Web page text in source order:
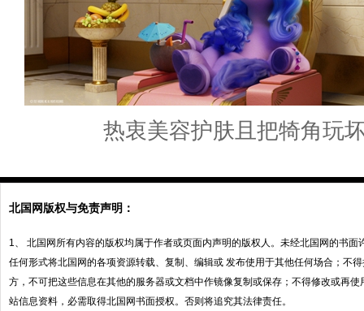
热衷美容护肤且把犄角玩
北国网版权与免责声明：
1、 北国网所有内容的版权均属于作者或页面内声明的版权人。未经北国网的书面
任何形式将北国网的各项资源转载、复制、编辑或 发布使用于其他任何场合；不
方，不可把这些信息在其他的服务器或文档中作镜像复制或保存；不得修改或再
站信息资料，必需取得北国网书面授权。否则将追究其法律责任。